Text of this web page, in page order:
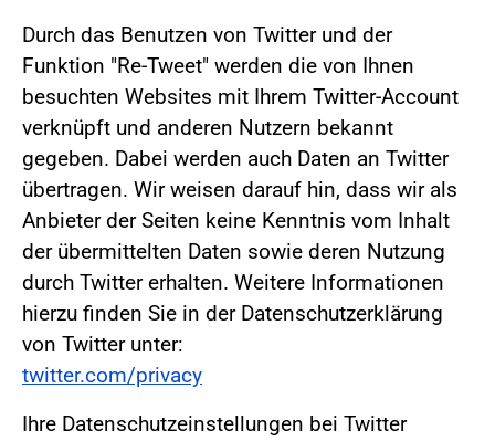
Durch das Benutzen von Twitter und der
Funktion "Re-Tweet" werden die von Ihnen
besuchten Websites mit Ihrem Twitter-Account
verknüpft und anderen Nutzern bekannt
gegeben. Dabei werden auch Daten an Twitter
übertragen. Wir weisen darauf hin, dass wir als
Anbieter der Seiten keine Kenntnis vom Inhalt
der übermittelten Daten sowie deren Nutzung
durch Twitter erhalten. Weitere Informationen
hierzu finden Sie in der Datenschutzerklärung
von Twitter unter:
twitter.com/privacy
Ihre Datenschutzeinstellungen bei Twitter